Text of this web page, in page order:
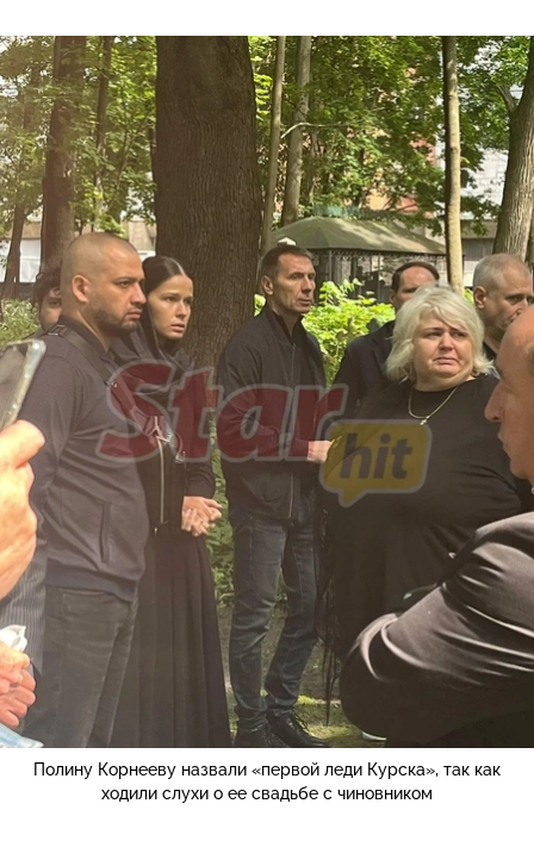
Полину Корнееву назвали «первой леди Курска», так как
ходили слухи о ее свадьбе с чиновником